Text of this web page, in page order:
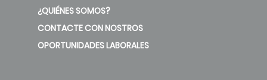
¿QUIÉNES SOMOS?
CONTACTE CON NOSTROS
OPORTUNIDADES LABORALES